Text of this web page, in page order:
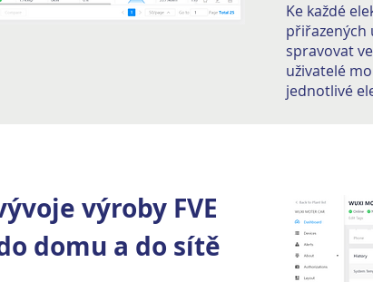
Ke každé
přiřazených
spravovat
uživatelé
jednotlivé
výroby FVE
domu a do sítě